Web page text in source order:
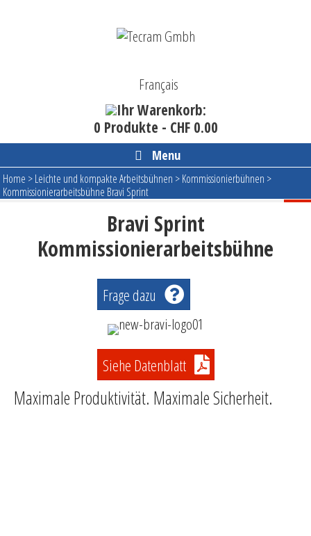
Français
Ihr Warenkorb:
0 Produkte - CHF0.00
Menu
Home >Leichte und kompakte Arbeitsbühnen >Kommissionierbühnen >
Kommissionierarbeitsbühne Bravi Sprint
Bravi Sprint
Kommissionierarbeitsbühne
Frage dazu
Siehe Datenblatt
Maximale Produktivität. Maximale Sicherheit.